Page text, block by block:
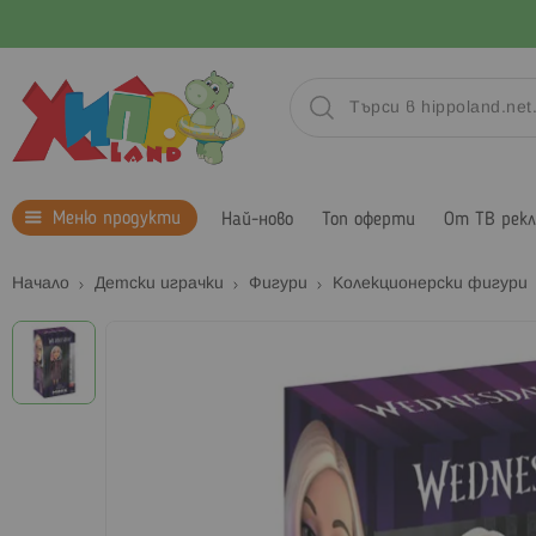
Меню продукти Най-ново Топ оферти От ТВ
Начало Детски играчки Фигури Колекционерски фигури
Преминете
към
на